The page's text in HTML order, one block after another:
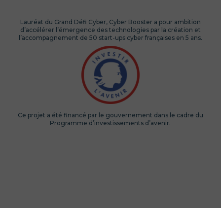
Lauréat du Grand Défi Cyber, Cyber Booster a pour ambition
d’accélérer l’émergence des technologies par la création et
l’accompagnement de 50 start-ups cyber françaises en 5 ans.
Ce projet a été financé par le gouvernement dans le cadre du
Programme d’investissements d’avenir.